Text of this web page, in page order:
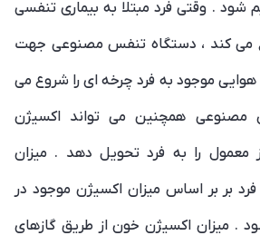
شود . وقتی فرد مبتلا به بیماری تنفسی
کند ، دستگاه تنفس مصنوعی جهت
موجود به فرد چرخه ای را شروع می
همچنین می تواند اکسیژن
معمول را به فرد تحویل دهد . میزان
بر بر اساس میزان اکسیژن موجود در
. میزان اکسیژن خون از طریق گازهای